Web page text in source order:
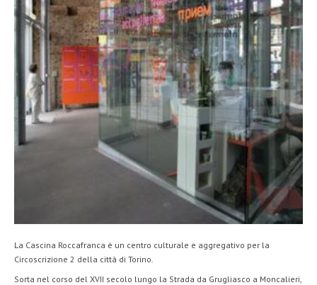
La Cascina Roccafranca è un centro culturale e aggregativo per la
Circoscrizione 2 della città di Torino.
Sorta nel corso del XVII secolo lungo la Strada da Grugliasco a Moncalieri,